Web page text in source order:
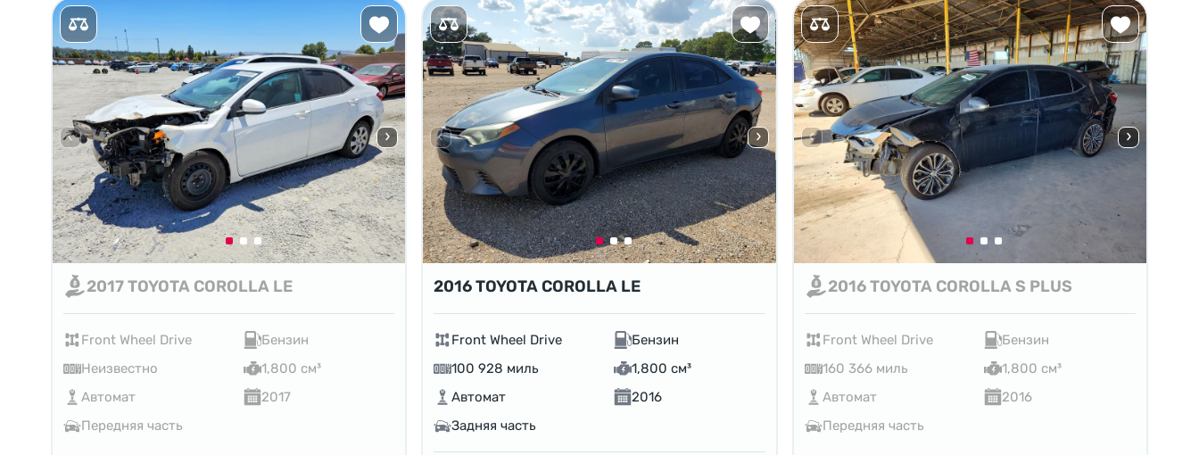
2017 TOYOTA COROLLA LE
Front Wheel Drive
Бензин
Неизвестно
1,800 см³
Автомат
2017
Передняя часть
2016 TOYOTA COROLLA LE
Front Wheel Drive
Бензин
100 928 миль
1,800 см³
Автомат
2016
Задняя часть
2016 TOYOTA COROLLA S PLUS
Front Wheel Drive
Бензин
160 366 миль
1,800 см³
Автомат
2016
Передняя часть